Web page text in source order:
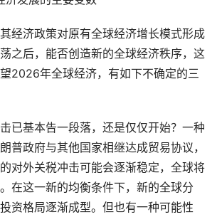
经济政策对原有全球经济增长模式形成
之后，能否创造新的全球经济秩序，这
2026年全球经济，有如下不确定的三
已基本告一段落，还是仅仅开始？一种
普政府与其他国家相继达成贸易协议，
对外关税冲击可能会逐渐稳定，全球将
在这一新的均衡条件下，新的全球分
资格局逐渐成型。但也有一种可能性